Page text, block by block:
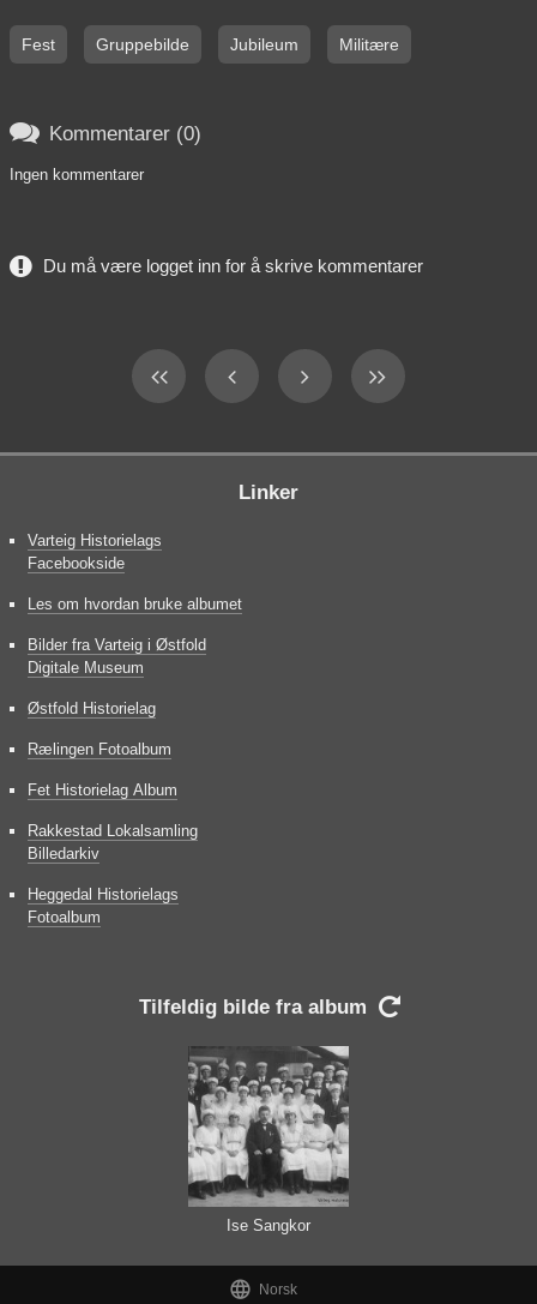
Fest Gruppebilde Jubileum Militære
 Kommentarer (0)
Ingen kommentarer
Du må være logget inn for å skrive kommentarer
Linker
Varteig Historielags
Facebookside
Les om hvordan bruke albumet
Bilder fra Varteig i Østfold
Digitale Museum
Østfold Historielag
Rælingen Fotoalbum
Fet Historielag Album
Rakkestad Lokalsamling
Billedarkiv
Heggedal Historielags
Fotoalbum
Tilfeldig bilde fra album 
Ise Sangkor
 Norsk